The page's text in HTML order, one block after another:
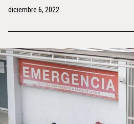
diciembre 6, 2022